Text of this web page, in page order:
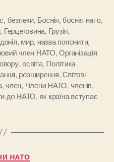
, безпеки, Боснія, боснія нато,
, Герцеговина, Грузія,
, мир, назва пояснити,
член НАТО,Організація
,освіта, Політика
, розширення,Світові
, член, Члени НАТО, членів,
до НАТО, як країна вступає
Категорії
НАТО